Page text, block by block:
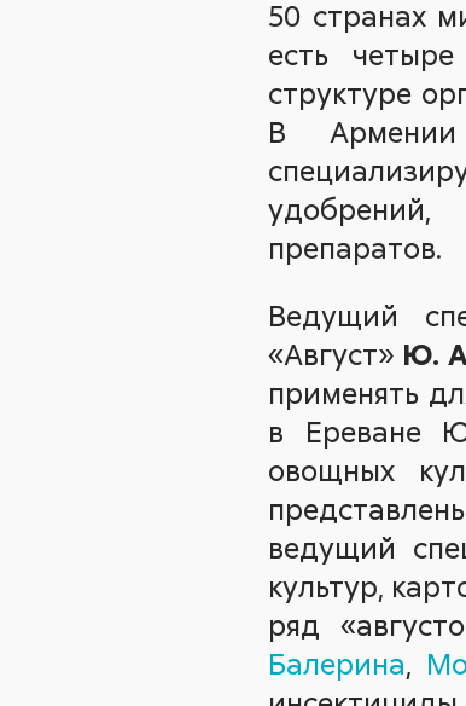
50 странах
есть
структуре
В Армении
удобрений,
препаратов.
Ведущий
«Август» Ю.
применять
в Ереване
овощных
ведущий
культур,
ряд
Балерина